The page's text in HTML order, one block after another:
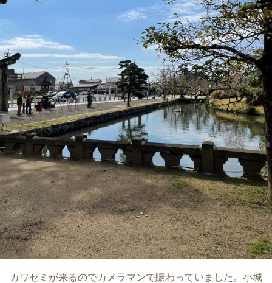
カワセミが来るのでカメラマンで賑わっていました。小城